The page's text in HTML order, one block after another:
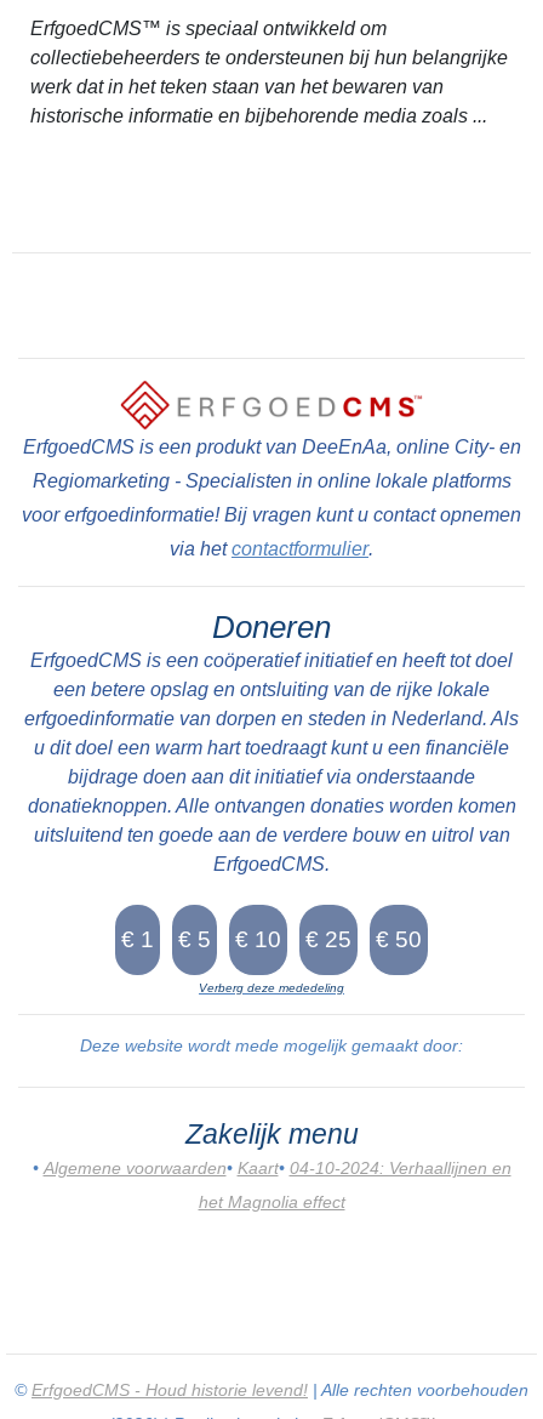
ErfgoedCMS™ is speciaal ontwikkeld om
collectiebeheerders te ondersteunen bij hun belangrijke
werk dat in het teken staan van het bewaren van
historische informatie en bijbehorende media zoals ...
ErfgoedCMS is een produkt van DeeEnAa, online City- en
Regiomarketing - Specialisten in online lokale platforms
voor erfgoedinformatie! Bij vragen kunt u contact opnemen
via hetcontactformulier.
Doneren
ErfgoedCMS is een coöperatief initiatief en heeft tot doel
een betere opslag en ontsluiting van de rijke lokale
erfgoedinformatie van dorpen en steden in Nederland. Als
u dit doel een warm hart toedraagt kunt u een financiële
bijdrage doen aan dit initiatief via onderstaande
donatieknoppen. Alle ontvangen donaties worden komen
uitsluitend ten goede aan de verdere bouw en uitrol van
ErfgoedCMS.
Verberg deze mededeling
Deze website wordt mede mogelijk gemaakt door:
Zakelijk menu
•Algemene voorwaarden• Kaart• 04-10-2024: Verhaallijnen en
het Magnolia effect
©ErfgoedCMS - Houd historie levend! | Alle rechten voorbehouden